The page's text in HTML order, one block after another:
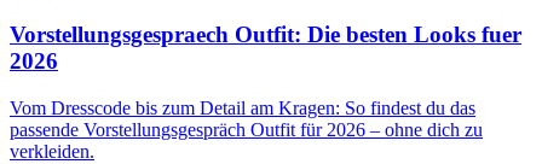
Vorstellungsgespraech Outfit: Die besten Looks fuer
2026
Vom Dresscode bis zum Detail am Kragen: So findest du das
passende Vorstellungsgespräch Outfit für 2026 – ohne dich zu
verkleiden.